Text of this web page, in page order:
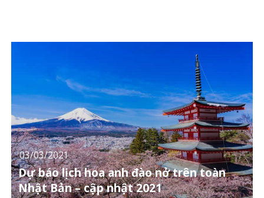
03/03/2021
Dự báo lịch hoa anh đào nở trên toàn
Nhật Bản – cập nhật 2021